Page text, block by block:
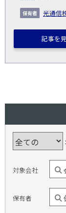
光通信
記事を
対象会社
保有者